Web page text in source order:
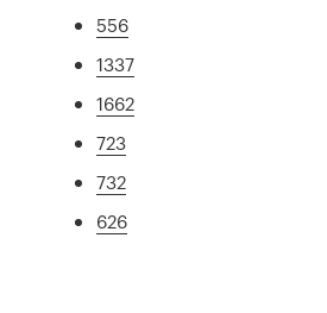
556
1337
1662
723
732
626